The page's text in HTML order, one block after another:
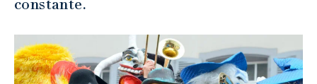
constante.